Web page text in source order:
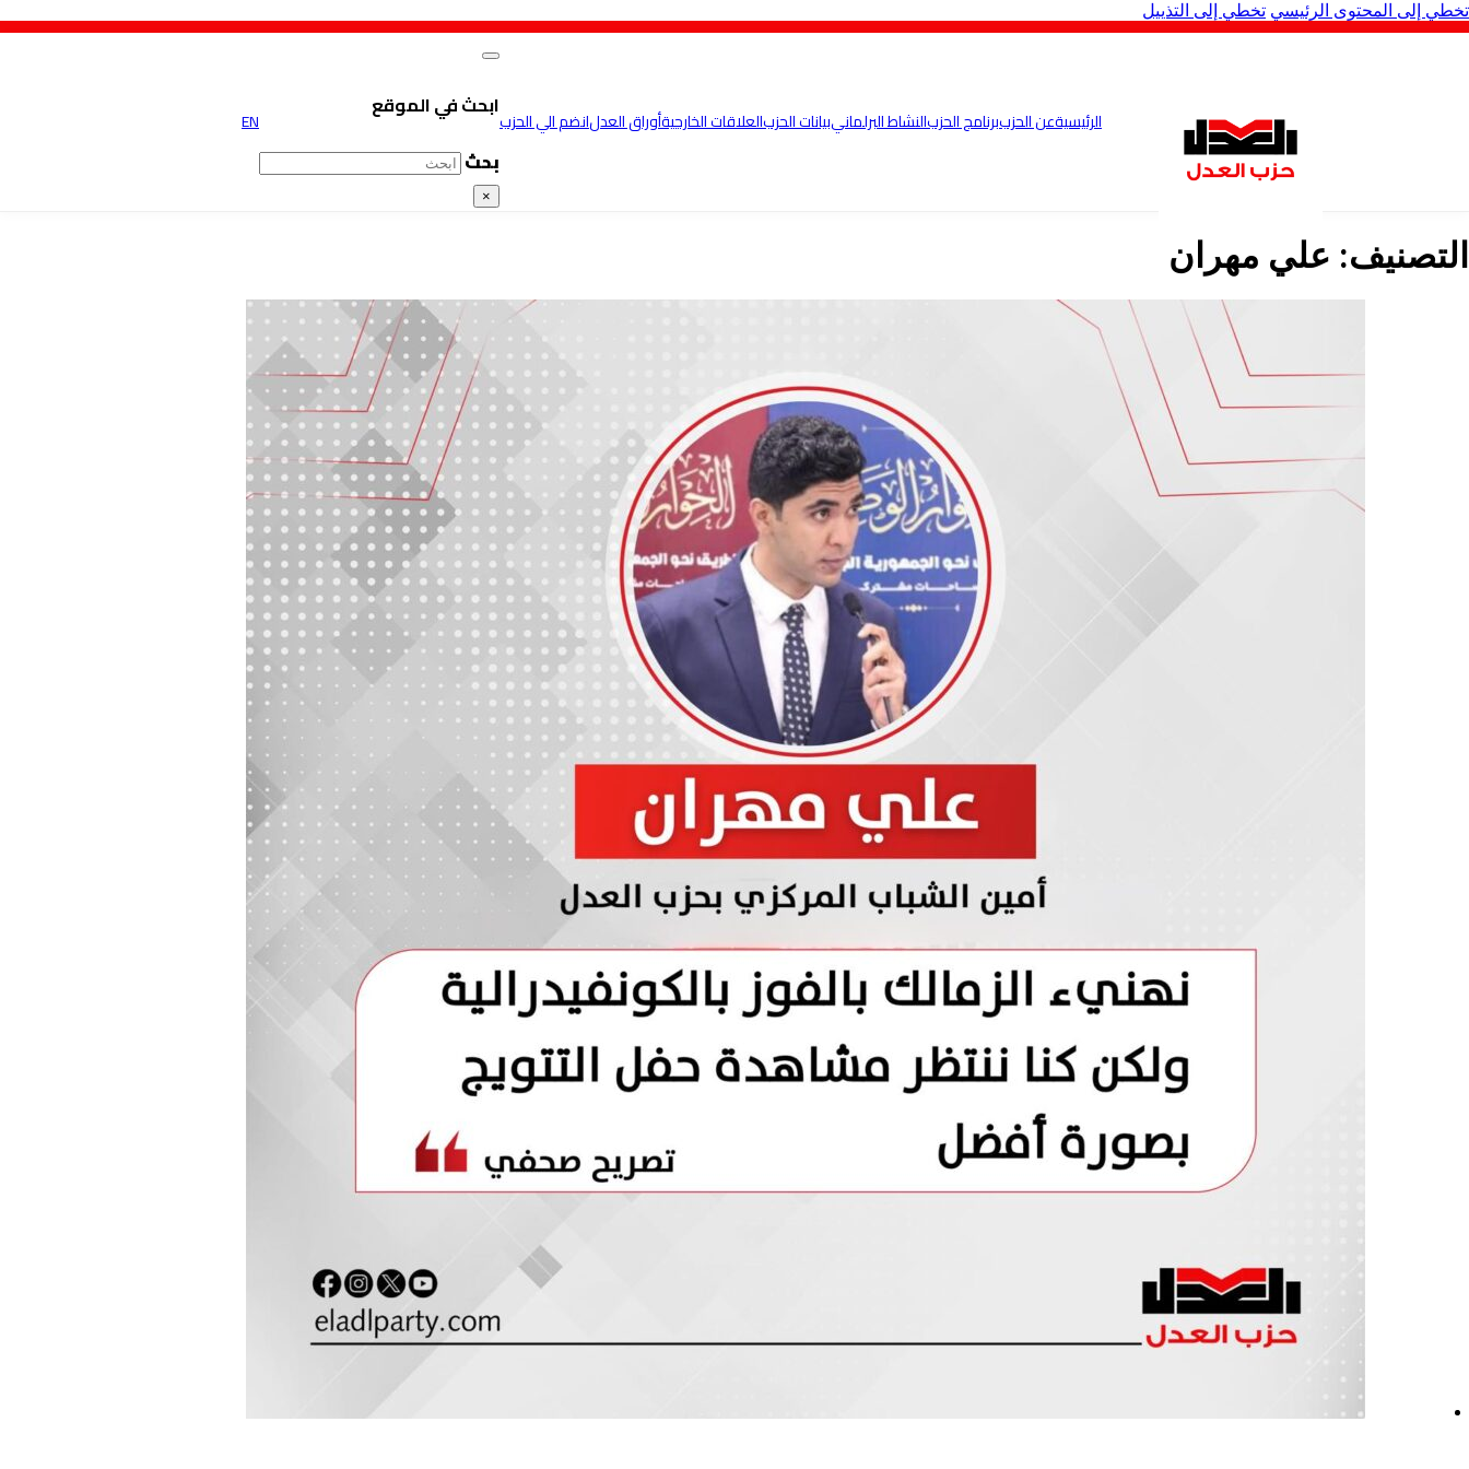
تخطي إلى المحتوى الرئيسي تخطي إلى التذييل
الرئيسيةعن الحزببرنامج الحزبالنشاط البرلمانيبيانات الحزبالعلاقات الخارجيةأوراق العدلانضم الي الحزبابحث في الموقع
بحث
×
EN
التصنيف: علي مهران